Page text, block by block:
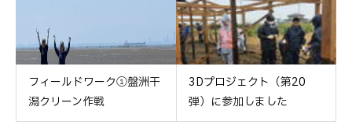
フィールドワーク①盤洲干
潟クリーン作戦
3Dプロジェクト（第20
弾）に参加しました